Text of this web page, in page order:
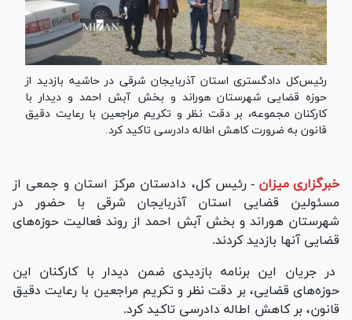
رئیس‌کل دادگستری استان آذربایجان شرقی در حاشیه بازدید از
حوزه قضایی شهرستان هوراند و بخش آبش احمد و دیدار با
کارکنان مجموعه، بر دقت نظر و تکریم مراجعین با رعایت دقیق
قانون به ضرورت کاهش اطاله دادرسی تاکید کرد.
خبرگزاری میزان - رئیس کل، دادستان مرکز استان و جمعی از
مسئولین قضایی استان آذربایجان شرقی با حضور در
شهرستان هوراند و بخش آبش احمد از روند فعالیت حوزه‌های
قضایی آنها بازدید کردند.
در جریان این برنامه بازدیدی ضمن دیدار با کارکنان این
حوزه‌های قضایی، بر دقت نظر و تکریم مراجعین با رعایت دقیق
قانون، بر کاهش اطاله دادرسی تاکید کرد.